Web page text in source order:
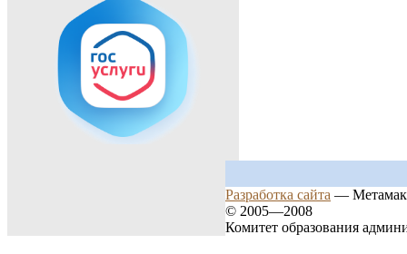
Разработка сайта —
© 2005—2008
Комитет образования